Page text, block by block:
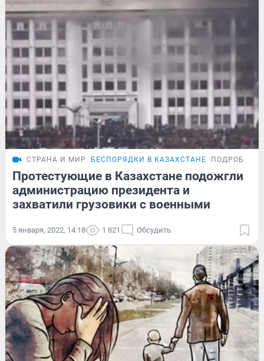
СТРАНА И МИР БЕСПОРЯДКИ В КАЗАХСТАНЕ
Протестующие в Казахстане подожгли
администрацию президента и
захватили грузовики с военными
5 января, 2022, 14:18 1 821 Обсудить